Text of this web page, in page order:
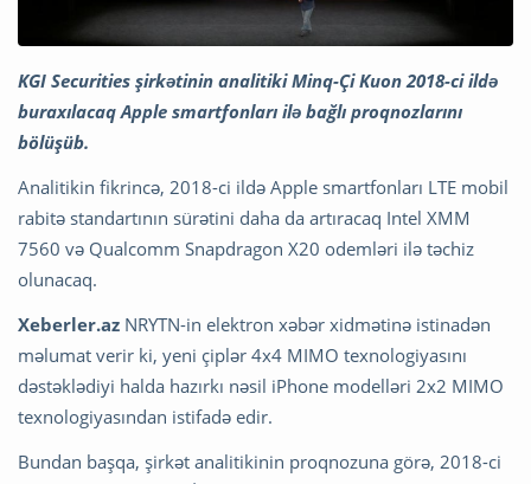
KGI Securities şirkətinin analitiki Minq-Çi Kuon 2018-ci ildə
buraxılacaq Apple smartfonları ilə bağlı proqnozlarını
bölüşüb.
Analitikin fikrincə, 2018-ci ildə Apple smartfonları LTE mobil
rabitə standartının sürətini daha da artıracaq Intel XMM
7560 və Qualcomm Snapdragon X20 odemləri ilə təchiz
olunacaq.
Xeberler.az NRYTN-in elektron xəbər xidmətinə istinadən
məlumat verir ki, yeni çiplər 4x4 MIMO texnologiyasını
dəstəklədiyi halda hazırkı nəsil iPhone modelləri 2x2 MIMO
texnologiyasından istifadə edir.
Bundan başqa, şirkət analitikinin proqnozuna görə, 2018-ci